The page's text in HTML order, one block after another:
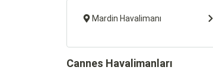
Mardin Havalimanı
Cannes Havalimanları